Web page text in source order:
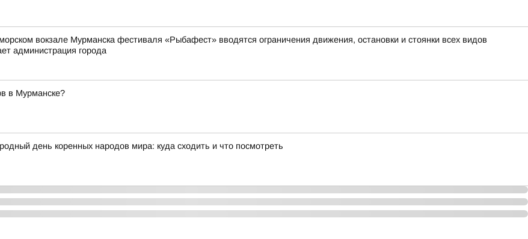
вокзале Мурманска фестиваля «Рыбафест» вводятся ограничения движения, остановки и стоянки всех видов
администрация города
в Мурманске?
день коренных народов мира: куда сходить и что посмотреть